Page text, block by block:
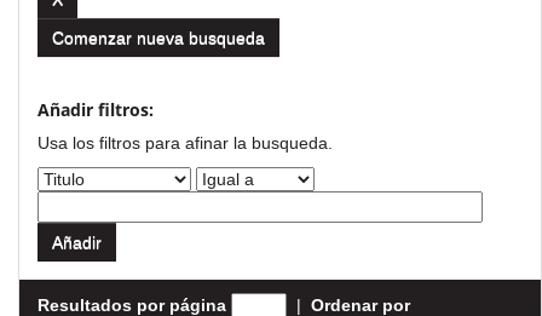
Comenzar nueva busqueda
Añadir filtros:
Usa los filtros para afinar la busqueda.
Resultados por página | Ordenar por